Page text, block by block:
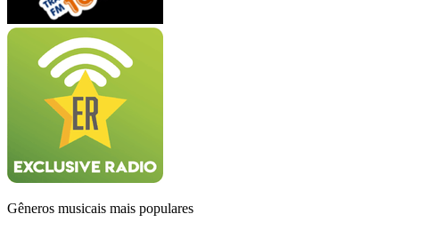
Gêneros musicais mais populares